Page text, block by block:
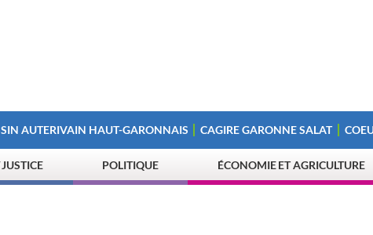
AUTERIVAIN HAUT-GARONNAIS CAGIRE GARONNE SALAT
POLITIQUE ÉCONOMIE ET AGRICULTURE